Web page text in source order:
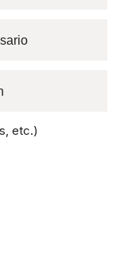
etc.)